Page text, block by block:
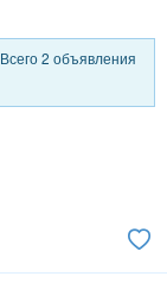
Всего 2 объявления